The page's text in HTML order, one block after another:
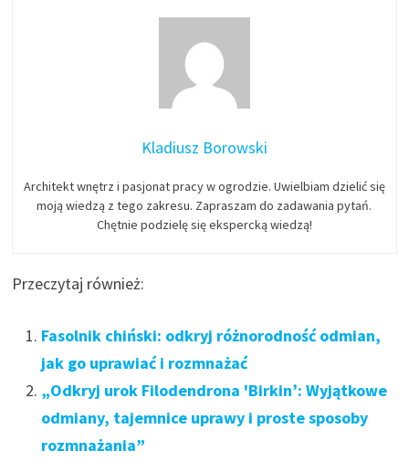
Kladiusz Borowski
Architekt wnętrz i pasjonat pracy w ogrodzie. Uwielbiam dzielić się
moją wiedzą z tego zakresu. Zapraszam do zadawania pytań.
Chętnie podzielę się ekspercką wiedzą!
Przeczytaj również:
Fasolnik chiński: odkryj różnorodność odmian,
jak go uprawiać i rozmnażać
„Odkryj urok Filodendrona 'Birkin’: Wyjątkowe
odmiany, tajemnice uprawy i proste sposoby
rozmnażania”